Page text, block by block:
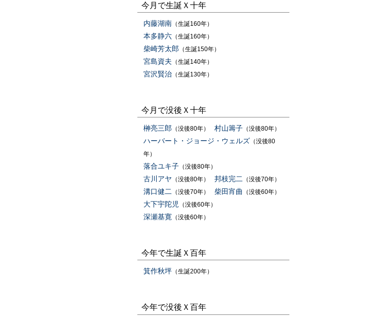
今月で生誕Ｘ十年
内藤湖南 （生誕160年）
本多静六 （生誕160年）
柴崎芳太郎 （生誕150年）
宮島資夫 （生誕140年）
宮沢賢治 （生誕130年）
今月で没後Ｘ十年
榊亮三郎 （没後80年） 村山籌子 （没後80年）
ハーバート・ジョージ・ウェルズ （没後80
年）
落合ユキ子 （没後80年）
古川アヤ （没後80年） 邦枝完二 （没後70年）
溝口健二 （没後70年） 柴田宵曲 （没後60年）
大下宇陀児 （没後60年）
深瀬基寛 （没後60年）
今年で生誕Ｘ百年
箕作秋坪 （生誕200年）
今年で没後Ｘ百年